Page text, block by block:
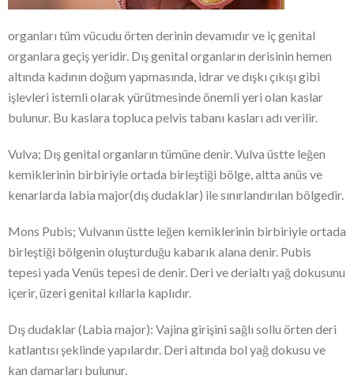
organları tüm vücudu örten derinin devamıdır ve iç genital
organlara geçiş yeridir. Dış genital organların derisinin hemen
altında kadının doğum yapmasında, idrar ve dışkı çıkışı gibi
işlevleri istemli olarak yürütmesinde önemli yeri olan kaslar
bulunur. Bu kaslara topluca pelvis tabanı kasları adı verilir.
Vulva; Dış genital organların tümüne denir. Vulva üstte leğen
kemiklerinin birbiriyle ortada birleştiği bölge, altta anüs ve
kenarlarda labia major(dış dudaklar) ile sınırlandırılan bölgedir.
Mons Pubis; Vulvanın üstte leğen kemiklerinin birbiriyle ortada
birleştiği bölgenin oluşturduğu kabarık alana denir. Pubis
tepesi yada Venüs tepesi de denir. Deri ve derialtı yağ dokusunu
içerir, üzeri genital kıllarla kaplıdır.
Dış dudaklar (Labia major): Vajina girişini sağlı sollu örten deri
katlantısı şeklinde yapılardır. Deri altında bol yağ dokusu ve
kan damarları bulunur.